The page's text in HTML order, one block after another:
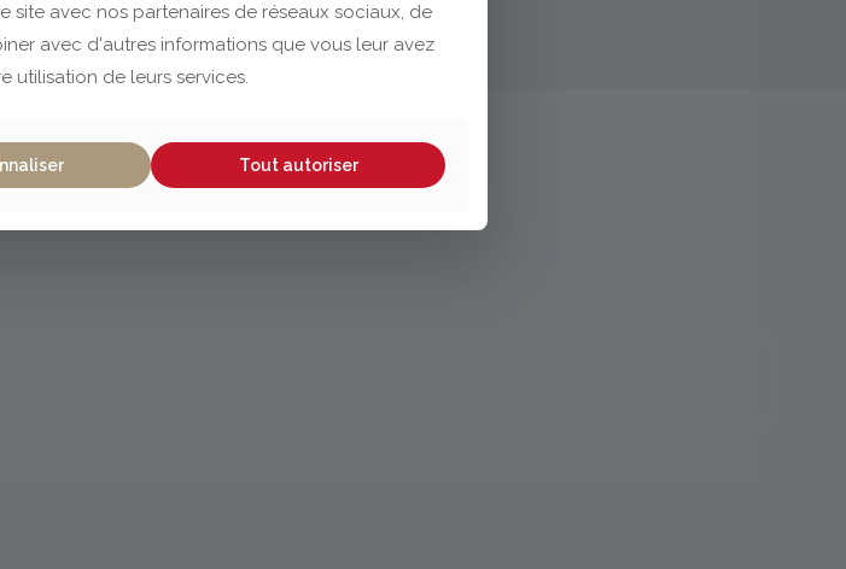
site avec nos partenaires de réseaux sociaux, de
avec d'autres informations que vous leur avez
utilisation de leurs services.
Tout autoriser